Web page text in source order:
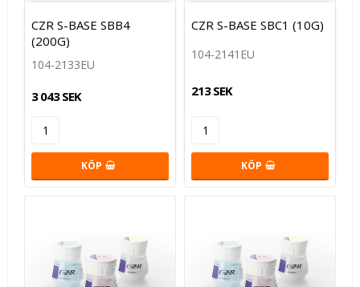
Lägg till i favoritlistan
CZR S-BASE SBB4
(200G)
104-2133EU
3 043 SEK
KÖP
Lägg
CZR S-BASE SBC1 (10G)
104-2141EU
213 SEK
KÖP